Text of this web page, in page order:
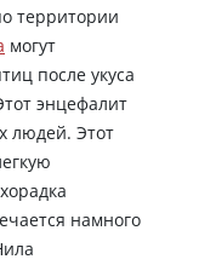
территории
могут
после укуса
энцефалит
людей. Этот
намного